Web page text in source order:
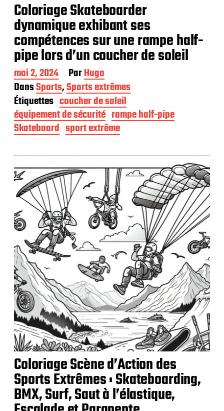
Coloriage Skateboarder
dynamique exhibant ses
compétences sur une rampe half-
pipe lors d’un coucher de soleil
D
a
t
e
d
e
p
b
l
i
c
a
i
o
n
mai 2, 2024 ParHugo
DansSports,Sports extrêmes
Étiquettes coucher de soleil
équipement de sécurité rampe half-pipe
Skateboard sport extrême
Coloriage Scène d’Action des
Sports Extrêmes : Skateboarding,
BMX, Surf, Saut à l’élastique,